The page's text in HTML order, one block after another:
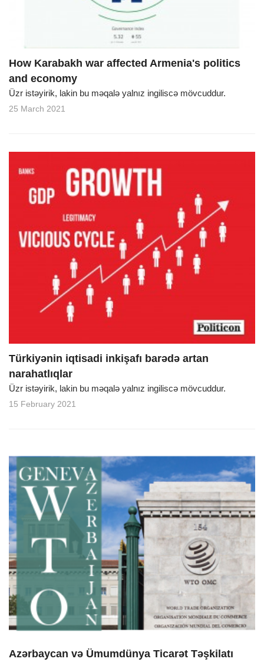
How Karabakh war affected Armenia's politics
and economy
Üzr istəyirik, lakin bu məqalə yalnız ingiliscə mövcuddur.
25 March 2021
Türkiyənin iqtisadi inkişafı barədə artan
narahatlıqlar
Üzr istəyirik, lakin bu məqalə yalnız ingiliscə mövcuddur.
15 February 2021
Azərbaycan və Ümumdünya Ticarət Təşkilatı